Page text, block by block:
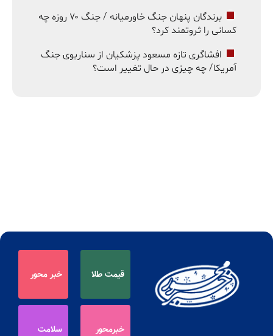
برندگان پنهان جنگ خاورمیانه / جنگ ۷۰ روزه چه
کسانی را ثروتمند کرد؟
افشاگری تازه مسعود پزشکیان از سناریوی جنگ
آمریکا/ چه چیزی در حال تغییر است؟
قیمت طلا خبر محور
خبرمحور سلامت